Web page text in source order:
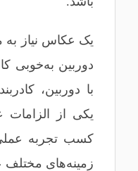
یک عکاس نیاز به
دوربین به‌خوبی
با دوربین،
یکی از
کسب تجربه
زمینه‌های